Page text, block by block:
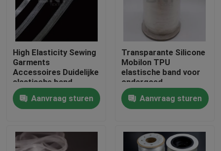
Thuis
Producten
Over ons
Fabriekstocht
High Elasticity Sewing
Garments
Accessoires Duidelijke
elastische band
Mobilon TPU
Aanvraag sturen
Transparante Silicone
Mobilon TPU
elastische band voor
ondergoed
Aanvraag sturen